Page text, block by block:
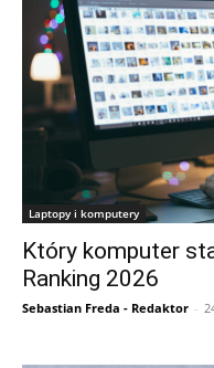
Laptopy i komputery
Który komputer
Ranking 2026
Sebastian Freda - Redaktor -